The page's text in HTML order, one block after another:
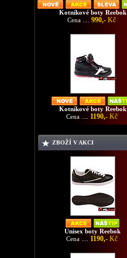
Kotníkové boty Reebok
Cena .... 990,- Kč
Kotníkové boty Reebok
Cena ....
1190,-Kč
ZBOŽÍ V AKCI
Unisex boty Reebok
Cena ....
1190,-Kč